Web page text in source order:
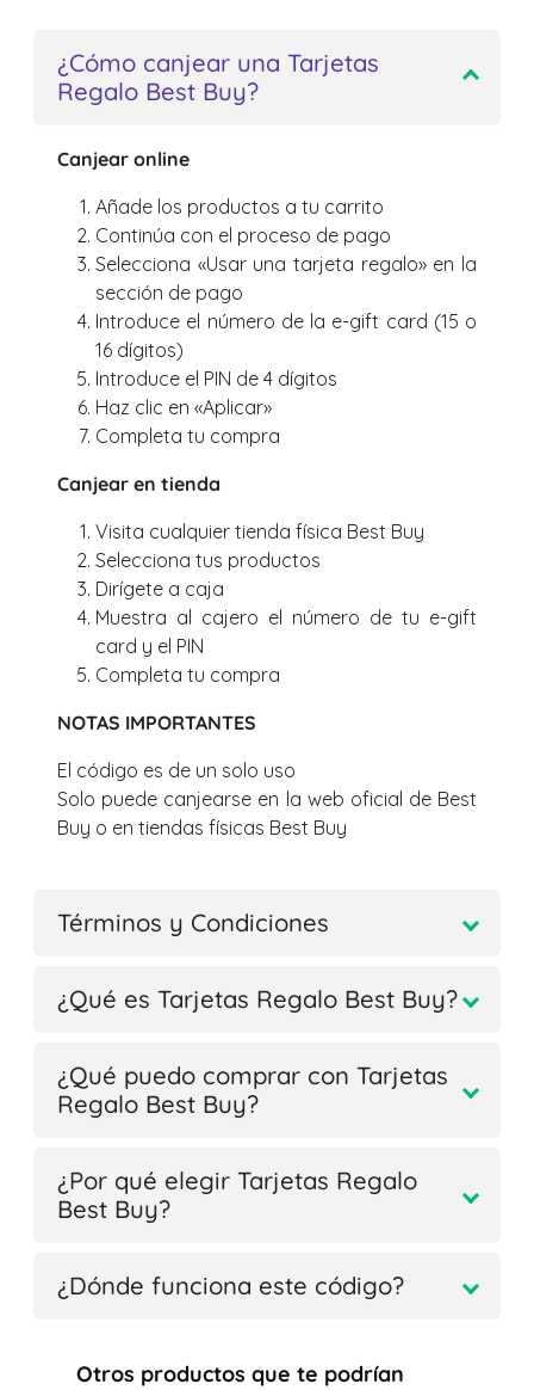
¿Cómo canjear una Tarjetas
Regalo Best Buy?
Canjear online
Añade los productos a tu carrito
Continúa con el proceso de pago
Selecciona «Usar una tarjeta regalo» en la
sección de pago
Introduce el número de la e-gift card (15 o
16 dígitos)
Introduce el PIN de 4 dígitos
Haz clic en «Aplicar»
Completa tu compra
Canjear en tienda
Visita cualquier tienda física Best Buy
Selecciona tus productos
Dirígete a caja
Muestra al cajero el número de tu e-gift
card y el PIN
Completa tu compra
NOTAS IMPORTANTES
El código es de un solo uso
Solo puede canjearse en la web oficial de Best
Buy o en tiendas físicas Best Buy
Términos y Condiciones
¿Qué es Tarjetas Regalo Best Buy?
¿Qué puedo comprar con Tarjetas
Regalo Best Buy?
¿Por qué elegir Tarjetas Regalo
Best Buy?
¿Dónde funciona este código?
Otros productos que te podrían